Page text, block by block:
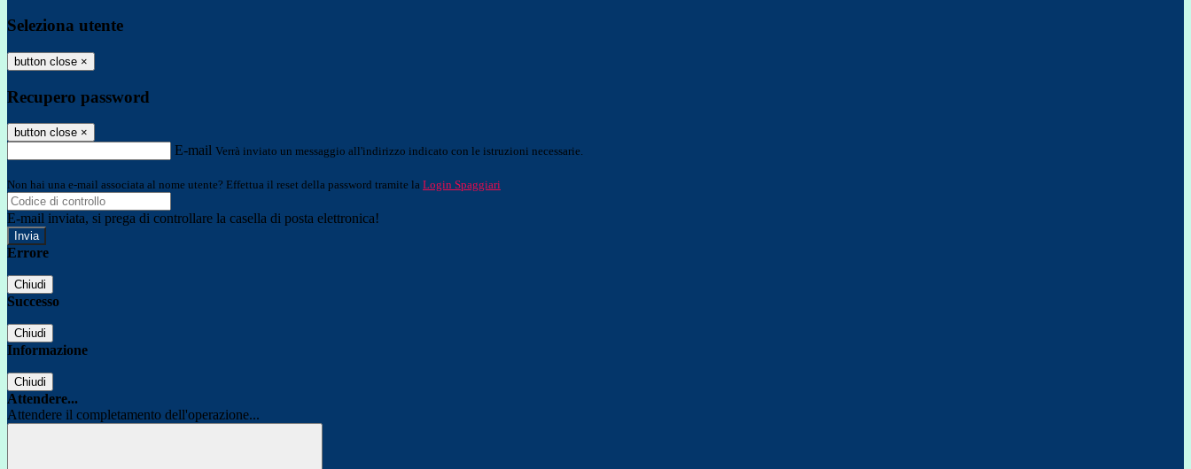
Seleziona utente
button close ×
Recupero password
button close ×
E-mail Verrà inviato un messaggio all'indirizzo indicato con le istruzioni necessarie.
Non hai una e-mail associata al nome utente? Effettua il reset della password tramite la Login Spaggiari
E-mail inviata, si prega di controllare la casella di posta elettronica!
Errore
Chiudi
Successo
Chiudi
Informazione
Chiudi
Attendere...
Attendere il completamento dell'operazione...